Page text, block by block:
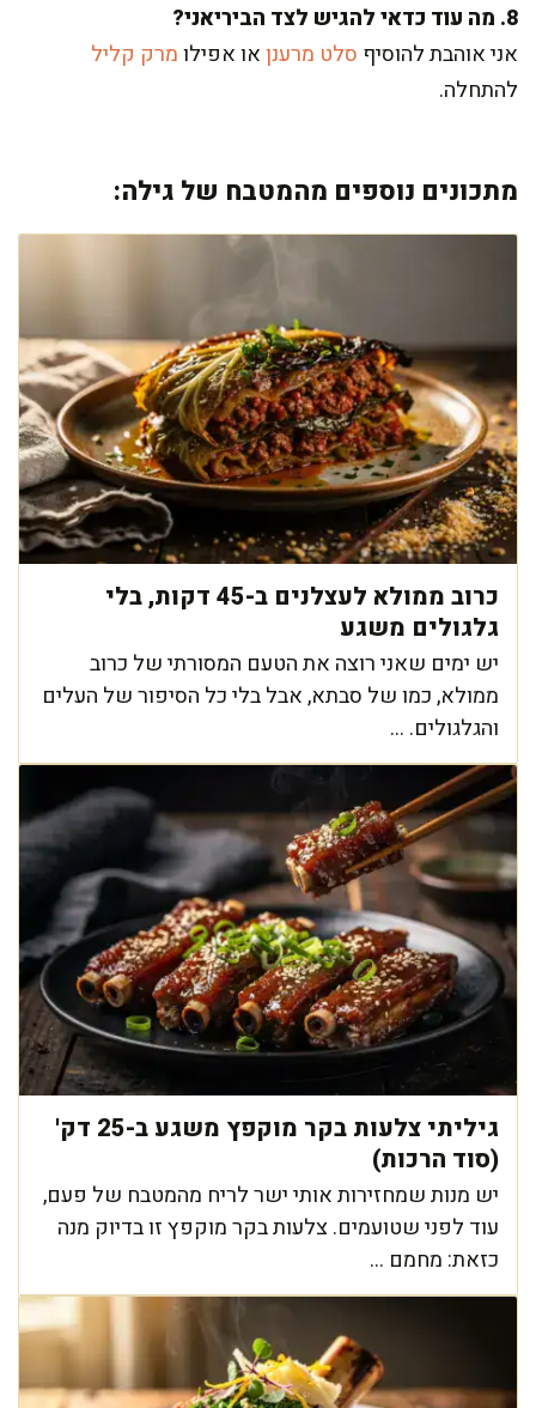
8. מה עוד כדאי להגיש לצד הביריאני?
אני אוהבת להוסיף סלט מרענןאו אפילומרק קליל
להתחלה.
מתכונים נוספים מהמטבח של גילה:
כרוב ממולא לעצלנים ב-45 דקות, בלי
גלגולים משגע
יש ימים שאני רוצה את הטעם המסורתי של כרוב
ממולא, כמו של סבתא, אבל בלי כל הסיפור של העלים
והגלגולים. ...
גיליתי צלעות בקר מוקפץ משגע ב-25 דק'
(סוד הרכות)
יש מנות שמחזירות אותי ישר לריח מהמטבח של פעם,
עוד לפני שטועמים. צלעות בקר מוקפץ זו בדיוק מנה
כזאת: מחמם ...